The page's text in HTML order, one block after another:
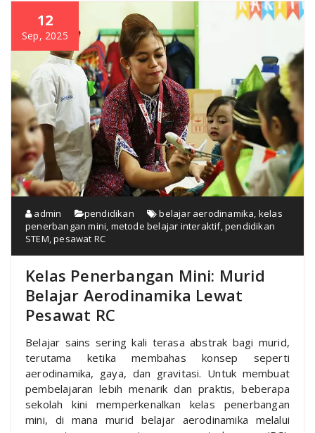
12
Sep, 2025
admin pendidikan belajar aerodinamika, kelas
penerbangan mini, metode belajar interaktif,pendidikan
STEM,pesawat RC
Kelas Penerbangan Mini: Murid
Belajar Aerodinamika Lewat
Pesawat RC
Belajar sains sering kali terasa abstrak bagi murid,
terutama ketika membahas konsep seperti
aerodinamika, gaya, dan gravitasi. Untuk membuat
pembelajaran lebih menarik dan praktis, beberapa
sekolah kini memperkenalkan kelas penerbangan
mini, di mana murid belajar aerodinamika melalui